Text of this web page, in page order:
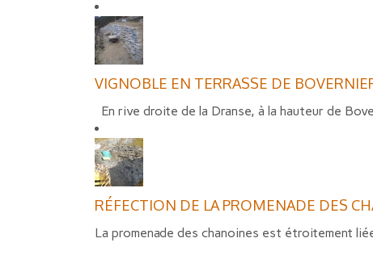
VIGNOBLE EN TERRASSE DE
En rive droite de la Dranse, à la hauteur de
RÉFECTION DE LA PROMENADE DES
La promenade des chanoines est étroitement